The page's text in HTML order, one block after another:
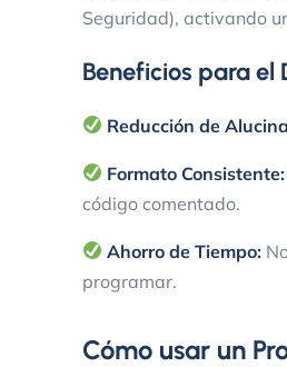
Seguridad), activando
Beneficios para el
Reducción de
Formato Consistente:
código comentado.
Ahorro de Tiempo:
programar.
Cómo usar un